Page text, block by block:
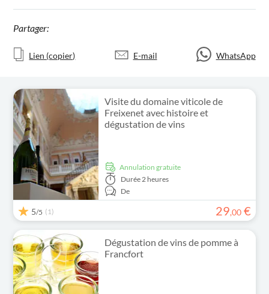
Partager:
Lien (copier) E-mail WhatsApp
Visite du domaine viticole de
Freixenet avec histoire et
dégustation de vins
Annulation gratuite
Durée 2 heures
De
5/5 (1) 29,00 €
Dégustation de vins de pomme à
Francfort